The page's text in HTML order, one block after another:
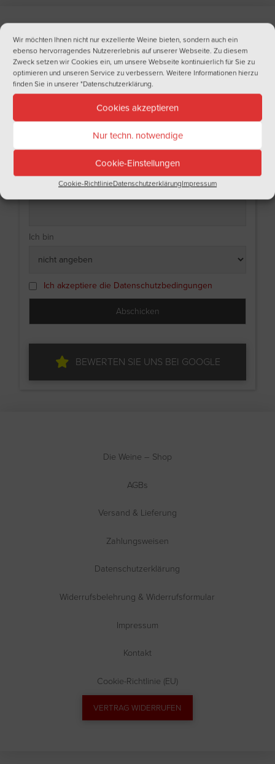
Wir möchten Ihnen nicht nur exzellente Weine bieten, sondern auch ein
ebenso hervorragendes Nutzererlebnis auf unserer Webseite. Zu diesem
Zweck setzen wir Cookies ein, um unsere Webseite kontinuierlich für Sie zu
optimieren und unseren Service zu verbessern. Weitere Informationen hierzu
finden Sie in unserer"Datenschutzerklärung.
Cookies akzeptieren
Nur techn. notwendige
Cookie-Einstellungen
Cookie-RichtlinieDatenschutzerklärungImpressum
NEWSLETTER
Haben Sie Lust auf regelmäßige Informationen aus der Welt des Weins?
Tragen Sie sich doch gleich in unseren Newsletter ein!
Name
Ich bin
Ich akzeptiere die Datenschutzbedingungen
BEWERTEN SIE UNS BEI GOOGLE
Die Weine – Shop
AGBs
Versand & Lieferung
Zahlungsweisen
Datenschutzerklärung
Widerrufsbelehrung & Widerrufsformular
Impressum
Kontakt
Cookie-Richtlinie (EU)
VERTRAG WIDERRUFEN